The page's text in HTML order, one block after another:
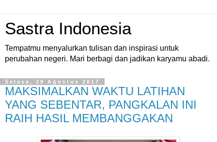
Sastra Indonesia
Tempatmu menyalurkan tulisan dan inspirasi untuk
perubahan negeri. Mari berbagi dan jadikan karyamu abadi.
Selasa, 29 Agustus 2017
MAKSIMALKAN WAKTU LATIHAN
YANG SEBENTAR, PANGKALAN INI
RAIH HASIL MEMBANGGAKAN